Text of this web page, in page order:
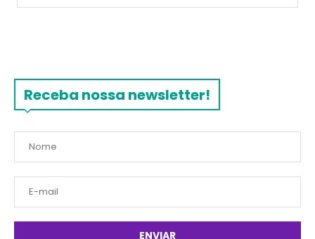
Receba nossa newsletter!